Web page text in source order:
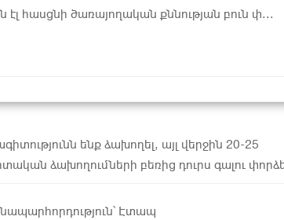
էլ հասցնի ծառայողական քննության բուն փ...
ենք ձախողել, այլ վերջին 20-25
ձախողումների բեռից դուրս գալու
Էտապ